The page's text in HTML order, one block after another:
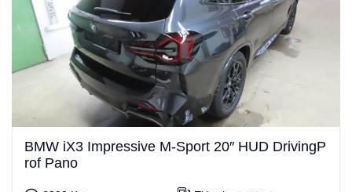
BMW iX3 Impressive M-Sport 20″ HUD DrivingP
rof Pano